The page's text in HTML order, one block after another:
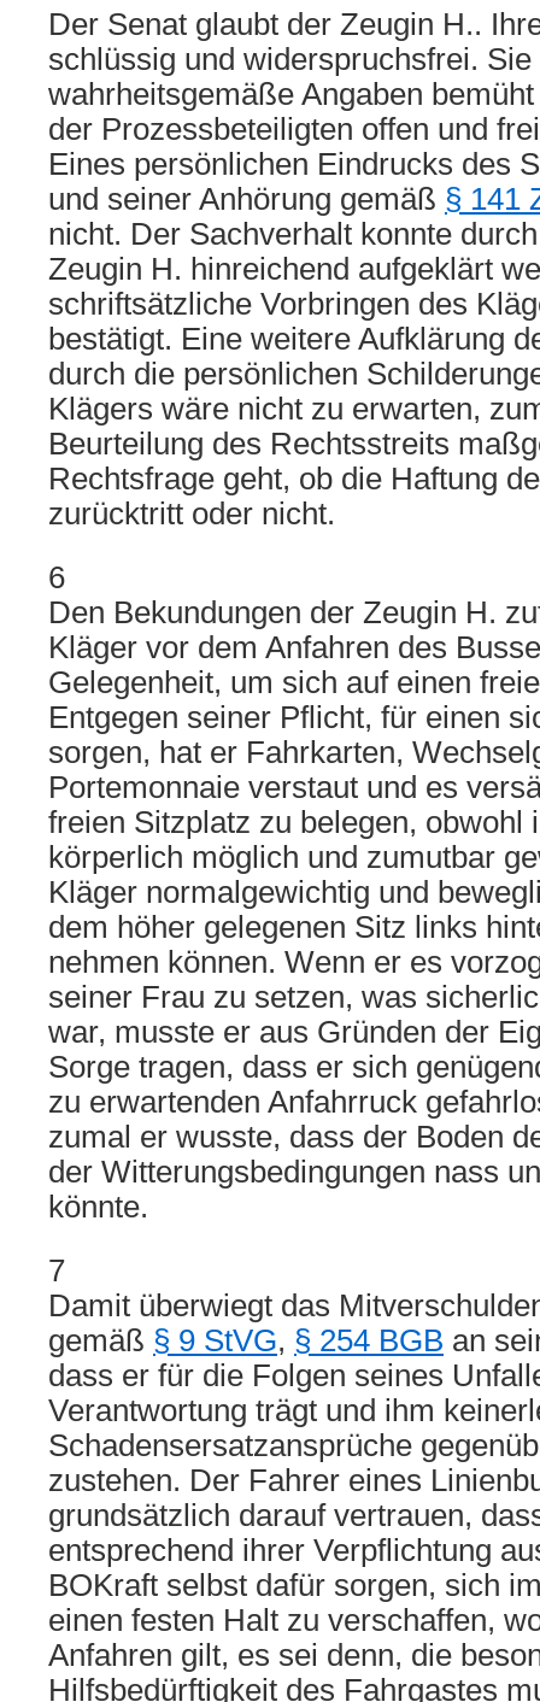
Der Senat glaubt der Zeugin H..
schlüssig und widerspruchsfrei.
wahrheitsgemäße Angaben
der Prozessbeteiligten offen und
Eines persönlichen Eindrucks des
und seiner Anhörung gemäß § 141
nicht. Der Sachverhalt konnte
Zeugin H. hinreichend aufgeklärt
schriftsätzliche Vorbringen des
bestätigt. Eine weitere Aufklärung
durch die persönlichen
Klägers wäre nicht zu erwarten,
Beurteilung des Rechtsstreits
Rechtsfrage geht, ob die Haftung
zurücktritt oder nicht.
6
Den Bekundungen der Zeugin H.
Kläger vor dem Anfahren des
Gelegenheit, um sich auf einen
Entgegen seiner Pflicht, für einen
sorgen, hat er Fahrkarten,
Portemonnaie verstaut und es
freien Sitzplatz zu belegen, obwohl
körperlich möglich und zumutbar
Kläger normalgewichtig und
dem höher gelegenen Sitz links
nehmen können. Wenn er es
seiner Frau zu setzen, was
war, musste er aus Gründen der
Sorge tragen, dass er sich
zu erwartenden Anfahrruck
zumal er wusste, dass der Boden
der Witterungsbedingungen nass
könnte.
7
Damit überwiegt das
gemäß § 9 StVG, § 254 BGB an
dass er für die Folgen seines
Verantwortung trägt und ihm
Schadensersatzansprüche
zustehen. Der Fahrer eines
grundsätzlich darauf vertrauen,
entsprechend ihrer Verpflichtung
BOKraft selbst dafür sorgen, sich
einen festen Halt zu verschaffen,
Anfahren gilt, es sei denn, die
Hilfsbedürftigkeit des Fahrgastes